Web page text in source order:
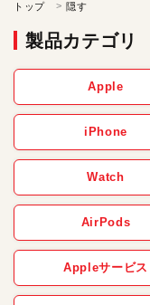
トップ 隠す
製品カテゴリ
Apple
iPhone
Watch
AirPods
Appleサービス